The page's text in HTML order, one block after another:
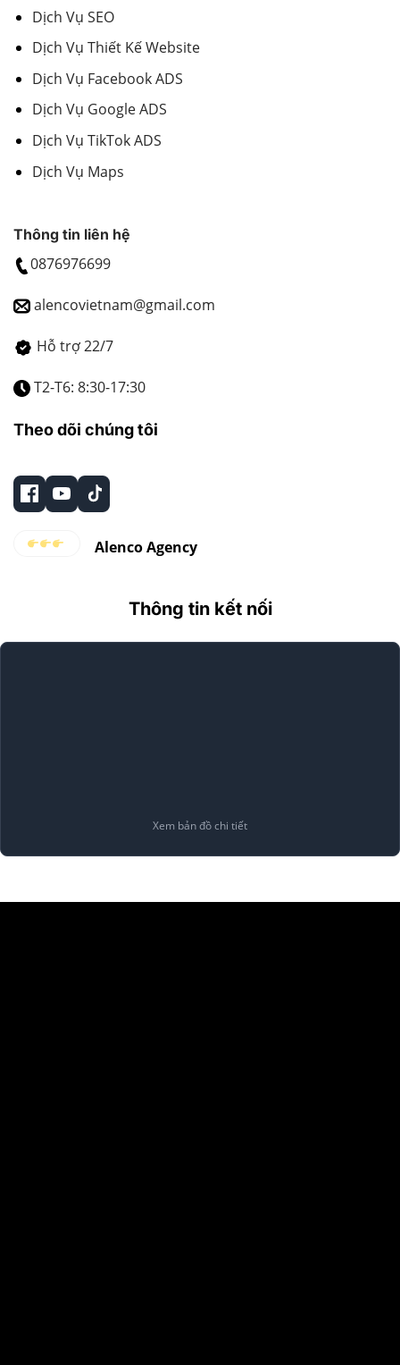
Dịch Vụ SEO
Dịch Vụ Thiết Kế Website
Dịch Vụ Facebook ADS
Dịch Vụ Google ADS
Dịch Vụ TikTok ADS
Dịch Vụ Maps
Thông tin liên hệ
0876976699
alencovietnam@gmail.com
Hỗ trợ 22/7
T2-T6: 8:30-17:30
Theo dõi chúng tôi
Alenco Agency
Thông tin kết nối
Xem bản đồ chi tiết